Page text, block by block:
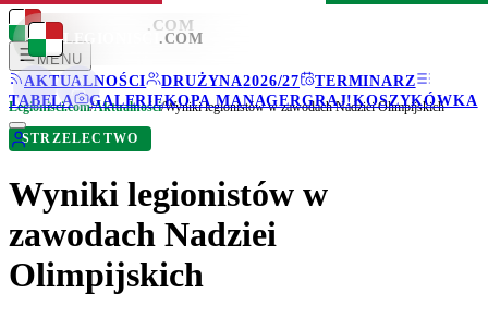
LEGIONISCI .COM
MENU
AKTUALNOŚCI
DRUŻYNA2026/27
TERMINARZ
TABELA
GALERIEKOPA MANAGERGRAJ!KOSZYKÓWKA
LEGIONISCI .COM
Legionisci.com/Aktualności/Wyniki legionistów w zawodach Nadziei Olimpijskich
STRZELECTWO
Wyniki legionistów w
zawodach Nadziei
Olimpijskich